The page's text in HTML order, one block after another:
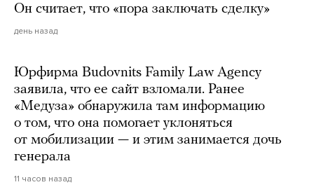
Он считает, что «пора заключать сделку»
день назад
Юрфирма Budovnits Family Law Agency
заявила, что ее сайт взломали. Ранее
«Медуза» обнаружила там информацию
о том, что она помогает уклоняться
от мобилизации — и этим занимается дочь
генерала
11 часов назад